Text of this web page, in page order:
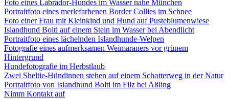
Foto eines Labrador-Hundes im Wasser nahe München
Portraitfoto eines merlefarbenen Border Collies im Schnee
Foto einer Frau mit Kleinkind und Hund auf Pusteblumenwiese
Islandhund Bolti auf einem Stein im Wasser bei Abendlicht
Portraitfoto eines lächelnden Islandhunde-Welpen
Fotografie eines aufmerksamen Weimaraners vor grünem
Hintergrund
Hundefotografie im Herbstlaub
Zwei Sheltie-Hündinnen stehen auf einem Schotterweg in der Natur
Portraitfoto von Islandhund Bolti im Filz bei Aßling
Nimm Kontakt auf